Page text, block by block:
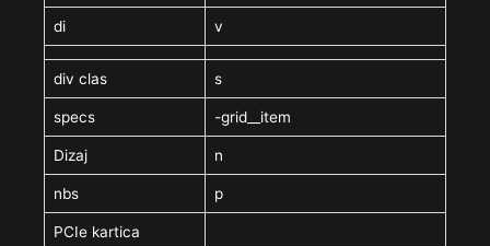
di v
div clas s
specs -grid__item
Dizaj n
nbs p
PCIe kartica